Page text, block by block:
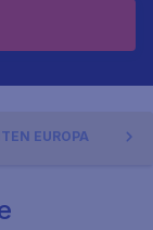
EUROPA